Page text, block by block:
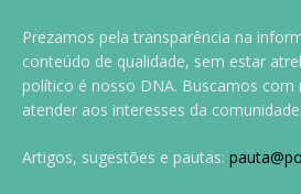
Prezamos pela transparência na
conteúdo de qualidade, sem estar
político é nosso DNA. Buscamos com
atender aos interesses da
Artigos, sugestões e pautas: